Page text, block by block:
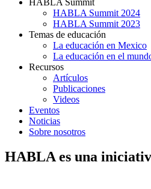
HABLA Summit 2024
HABLA Summit 2023
Temas de educación
La educación en Mexico
La educación en el
Recursos
Artículos
Publicaciones
Videos
Eventos
Noticias
Sobre nosotros
HABLA es una